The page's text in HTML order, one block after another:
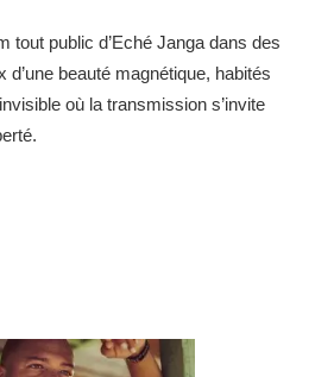
tout public d’Eché Janga dans des
beauté magnétique, habités
où la transmission s’invite